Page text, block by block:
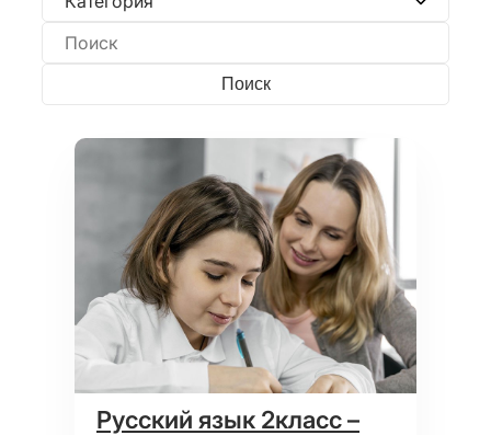
Русский язык 2класс –